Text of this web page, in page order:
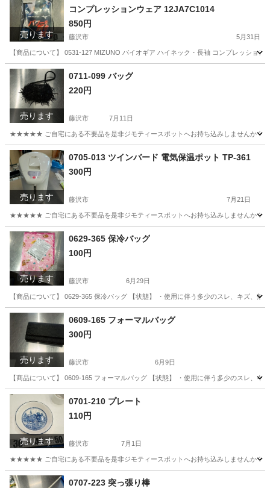
売ります
コンプレッションウェア 12JA7C1014
850円
藤沢市 5月31日
【商品について】 0531-127 MIZUNO バイオギア ハイネック・長袖 コンプレッショ
神奈川 藤沢市 スポーツウェア
売ります
0711-099 バッグ
220円
藤沢市 7月11日
★★★★★ ご自宅にある不要品を是非ジモティースポットへお持ち込みしませんか？
神奈川 藤沢市 現地
売ります
0705-013 ツインバード 電気保温ポット TP-361
300円
藤沢市 7月21日
★★★★★ ご自宅にある不要品を是非ジモティースポットへお持ち込みしませんか？
神奈川 藤沢市 キッチン家電 ツインバード
売ります
0629-365 保冷バッグ
100円
藤沢市 6月29日
【商品について】 0629-365 保冷バッグ 【状態】 ・使用に伴う多少のスレ、キズ、
神奈川 藤沢市 リユース
売ります
0609-165 フォーマルバッグ
300円
藤沢市 6月9日
【商品について】 0609-165 フォーマルバッグ 【状態】 ・使用に伴う多少のスレ、
神奈川 藤沢市 リユース
売ります
0701-210 プレート
110円
藤沢市 7月1日
★★★★★ ご自宅にある不要品を是非ジモティースポットへお持ち込みしませんか？
神奈川 藤沢市 現地
0707-223 突っ張り棒